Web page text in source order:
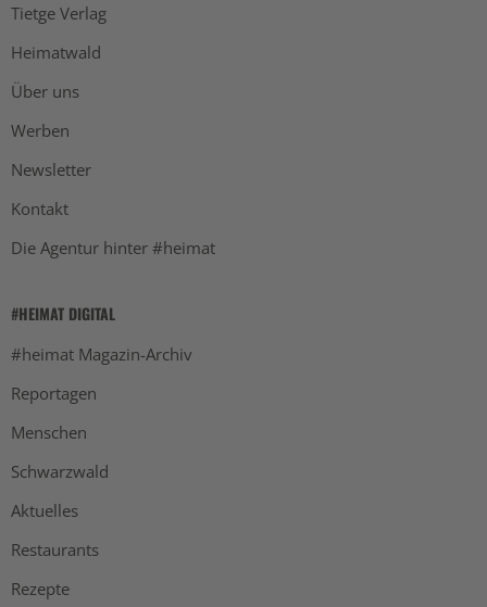
Tietge Verlag
Heimatwald
Über uns
Werben
Newsletter
Kontakt
Die Agentur hinter #heimat
#HEIMAT DIGITAL
#heimat Magazin-Archiv
Reportagen
Menschen
Schwarzwald
Aktuelles
Restaurants
Rezepte